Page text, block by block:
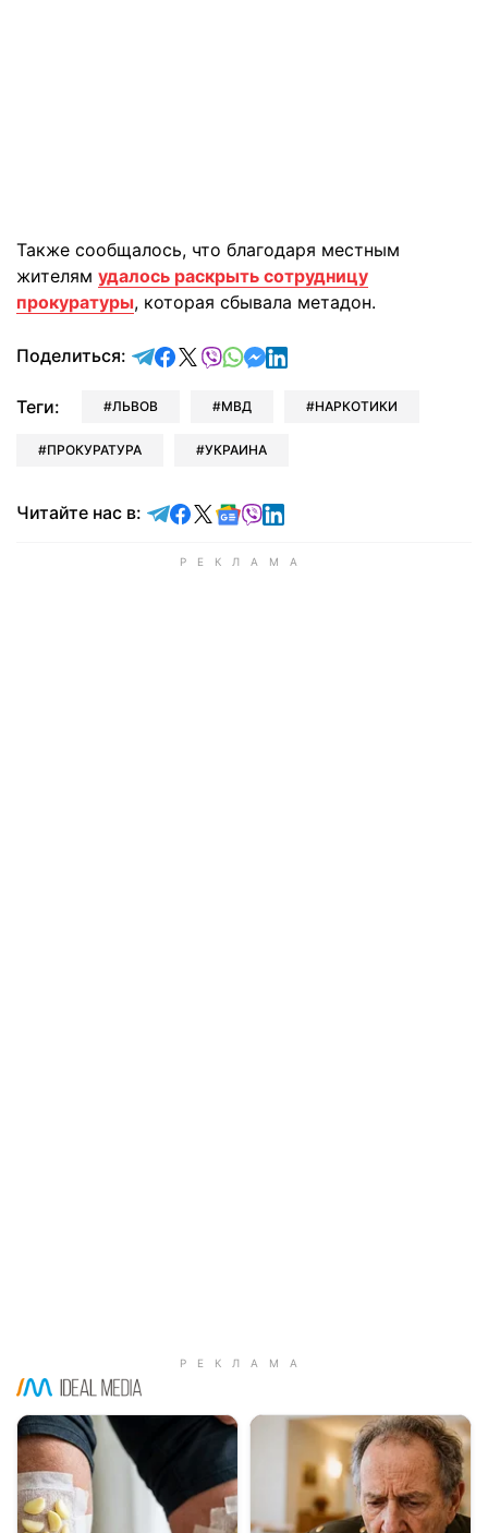
Также сообщалось, что благодаря местным
жителям удалось раскрыть сотрудницу
прокуратуры, которая сбывала метадон.
Поделиться: отправить в Telegram
поделиться в Facebook
поделиться в X
отправить в Viber
отправить в Whatsapp
отправить в Messenger
отправить в LinkedIn
Теги: ЛЬВОВ МВД НАРКОТИКИ
ПРОКУРАТУРА УКРАИНА
Читайте нас в: Читайте в Telegram
Читайте в Facebook
Читайте в X
Читайте в Google news
Читайте в Viber
Читайте в LinkedIn